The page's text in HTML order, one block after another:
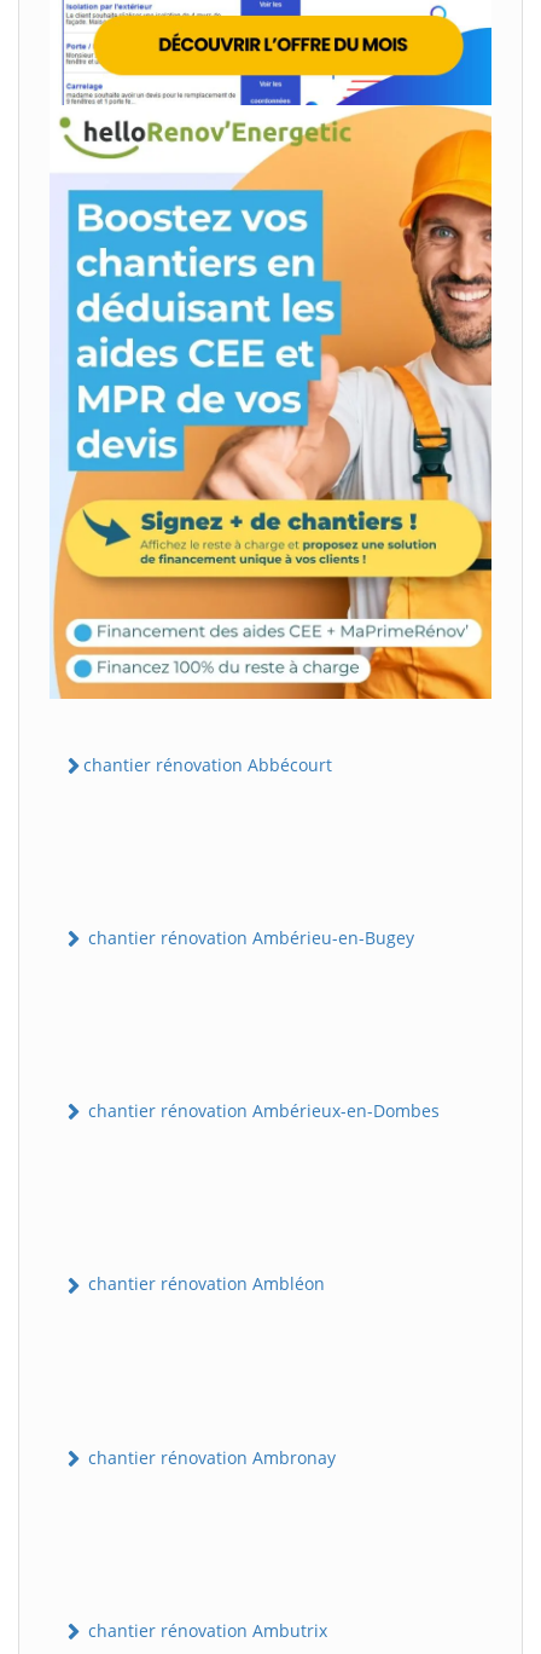
chantier rénovation Abbécourt
chantier rénovation Ambérieu-en-Bugey
chantier rénovation Ambérieux-en-Dombes
chantier rénovation Ambléon
chantier rénovation Ambronay
chantier rénovation Ambutrix